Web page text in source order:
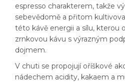
espresso charakterem, takže
sebevědomě a přitom
této kávě energii a sílu, kterou
zrnkovou kávu s výrazným
dojmem.
V chuti se propojují oříškové
nádechem acidity, kakaem a